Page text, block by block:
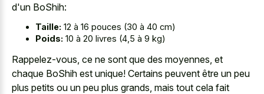
d'un BoShih:
Taille: 12 à 16 pouces (30 à 40 cm)
Poids: 10 à 20 livres (4,5 à 9 kg)
Rappelez-vous, ce ne sont que des moyennes, et
chaque BoShih est unique! Certains peuvent être un peu
plus petits ou un peu plus grands, mais tout cela fait